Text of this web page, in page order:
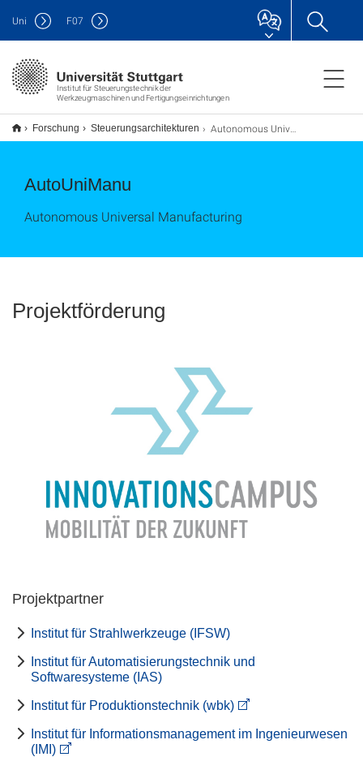
Institut für Steuerungstechnik der
Werkzeugmaschinen und Fertigungseinrichtungen
Uni F07
Forschung Steuerungsarchitekturen Autonomous Universal Manufacturing
AutoUniManu
Autonomous Universal Manufacturing
Projektförderung
Projektpartner
Institut für Strahlwerkzeuge (IFSW)
Institut für Automatisierungstechnik und
Softwaresysteme (IAS)
Institut für Produktionstechnik (wbk)
Institut für Informationsmanagement im Ingenieurwesen
(IMI)